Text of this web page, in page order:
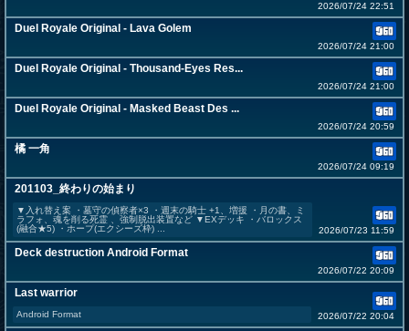
2026/07/24 22:51
Duel Royale Original - Lava Golem
2026/07/24 21:00
Duel Royale Original - Thousand-Eyes Res...
2026/07/24 21:00
Duel Royale Original - Masked Beast Des ...
2026/07/24 20:59
橘 一角
2026/07/24 09:19
201103_終わりの始まり
▼入れ替え案 ・墓守の偵察者×3 ・週末の騎士 +1、増援 ・月の書、ミ
ラフォ、魂を削る死霊 、強制脱出装置など ▼EXデッキ ・バロックス
(融合★5) ・ホープ(エクシーズ枠) ...
2026/07/23 11:59
Deck destruction Android Format
2026/07/22 20:09
Last warrior
Android Format 2026/07/22 20:04